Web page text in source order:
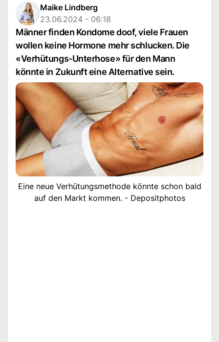
Maike Lindberg
23.06.2024 - 06:18
Männer finden Kondome doof, viele Frauen
wollen keine Hormone mehr schlucken. Die
«Verhütungs-Unterhose» für den Mann
könnte in Zukunft eine Alternative sein.
Eine neue Verhütungsmethode könnte schon bald
auf den Markt kommen. - Depositphotos